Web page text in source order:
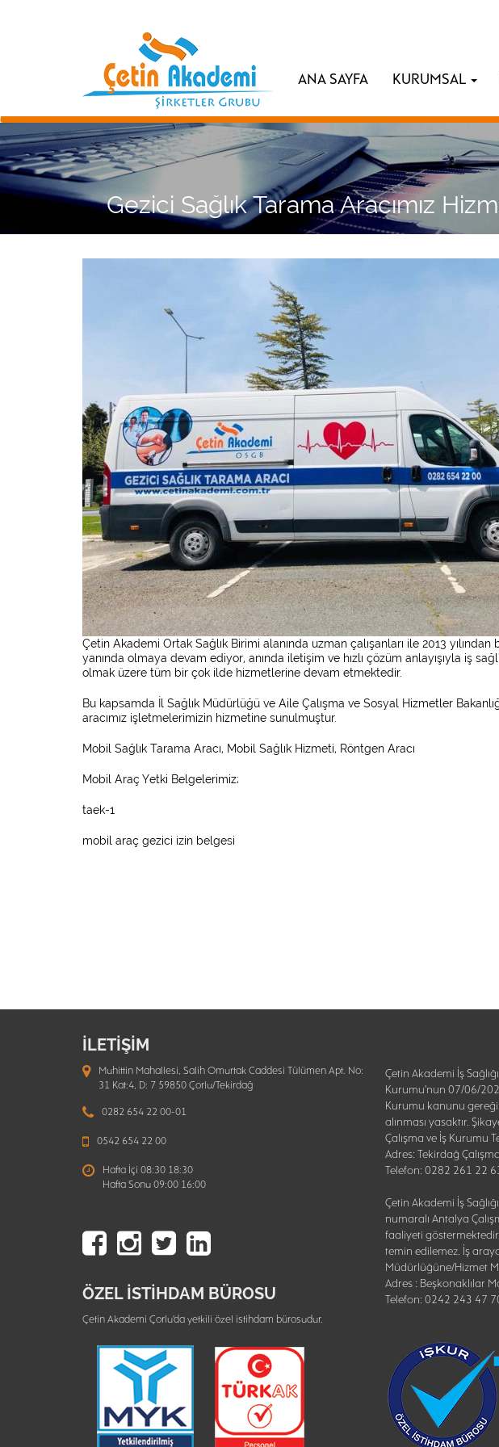
ANA SAYFA KURUMSAL
Gezici Sağlık Tarama Aracımız
Çetin Akademi Ortak Sağlık Birimi alanında uzman çalışanları ile 2013
yanında olmaya devam ediyor, anında iletişim ve hızlı çözüm anlayışıyla iş
olmak üzere tüm bir çok ilde hizmetlerine devam etmektedir.
Bu kapsamda İl Sağlık Müdürlüğü ve Aile Çalışma ve Sosyal Hizmetler
aracımız işletmelerimizin hizmetine sunulmuştur.
Mobil Sağlık Tarama Aracı, Mobil Sağlık Hizmeti, Röntgen Aracı
Mobil Araç Yetki Belgelerimiz;
taek-1
mobil araç gezici izin belgesi
İLETİŞİM
Muhittin Mahallesi, Salih Omurtak Caddesi Tülümen Apt. No:
31 Kat:4, D: 7 59850 Çorlu/Tekirdağ
0282 654 22 00-01
0542 654 22 00
Hafta İçi 08:30 18:30
Hafta Sonu 09:00 16:00
ÖZEL İSTİHDAM BÜROSU
Çetin Akademi Çorlu'da yetkili özel istihdam bürosudur.
Çetin Akademi İş
Kurumu'nun 07/06/
Kurumu kanunu
alınması yasaktır.
Çalışma ve İş Kurumu
Adres: Tekirdağ
Telefon: 0282 261 22
Çetin Akademi İş
numaralı Antalya
faaliyeti
temin edilemez. İş
Müdürlüğüne/Hizmet
Adres : Beşkonaklılar
Telefon: 0242 243 47